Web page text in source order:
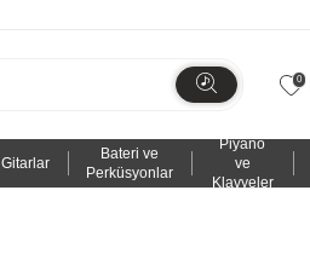
0
Gitarlar
Bateri ve
Perküsyonlar
Piyano
ve
Klavyeler